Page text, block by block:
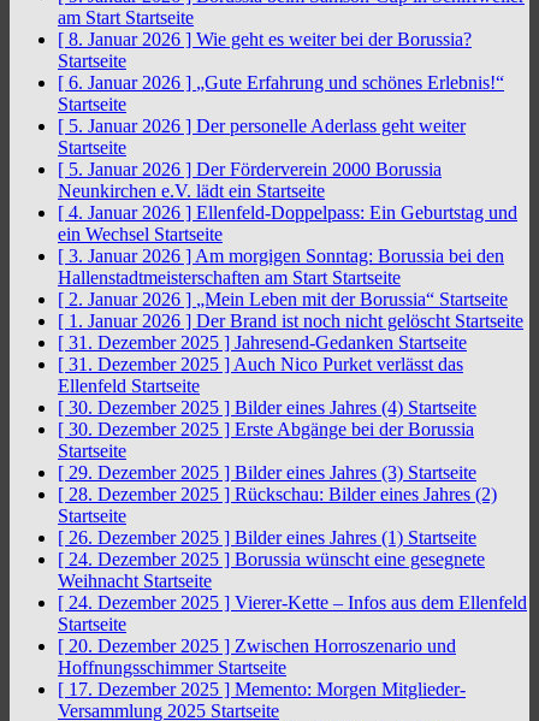
am Start Startseite
[ 8. Januar 2026 ] Wie geht es weiter bei der Borussia?
Startseite
[ 6. Januar 2026 ] „Gute Erfahrung und schönes Erlebnis!“
Startseite
[ 5. Januar 2026 ] Der personelle Aderlass geht weiter
Startseite
[ 5. Januar 2026 ] Der Förderverein 2000 Borussia
Neunkirchen e.V. lädt ein Startseite
[ 4. Januar 2026 ] Ellenfeld-Doppelpass: Ein Geburtstag und
ein Wechsel Startseite
[ 3. Januar 2026 ] Am morgigen Sonntag: Borussia bei den
Hallenstadtmeisterschaften am Start Startseite
[ 2. Januar 2026 ] „Mein Leben mit der Borussia“ Startseite
[ 1. Januar 2026 ] Der Brand ist noch nicht gelöscht Startseite
[ 31. Dezember 2025 ] Jahresend-Gedanken Startseite
[ 31. Dezember 2025 ] Auch Nico Purket verlässt das
Ellenfeld Startseite
[ 30. Dezember 2025 ] Bilder eines Jahres (4) Startseite
[ 30. Dezember 2025 ] Erste Abgänge bei der Borussia
Startseite
[ 29. Dezember 2025 ] Bilder eines Jahres (3) Startseite
[ 28. Dezember 2025 ] Rückschau: Bilder eines Jahres (2)
Startseite
[ 26. Dezember 2025 ] Bilder eines Jahres (1) Startseite
[ 24. Dezember 2025 ] Borussia wünscht eine gesegnete
Weihnacht Startseite
[ 24. Dezember 2025 ] Vierer-Kette – Infos aus dem Ellenfeld
Startseite
[ 20. Dezember 2025 ] Zwischen Horroszenario und
Hoffnungsschimmer Startseite
[ 17. Dezember 2025 ] Memento: Morgen Mitglieder-
Versammlung 2025 Startseite